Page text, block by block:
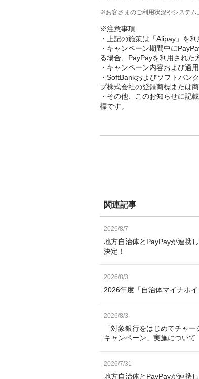
※お客さまのご利用状況やシステム
※注意事項
・上記の施策は「Alipay」を
・キャンペーン期間中に
る場合、PayPayを利用された
・キャンペーン内容および適
・SoftBankおよびソフトバン
プ株式会社の登録商標または商
・その他、このお知らせに記
標です。
関連記事
2026/8/7
地方自治体とPayPayが連携
決定！
2026/8/3
2026年度「自治体マイナポ
2026/8/3
「対象銀行をはじめてチャ
キャンペーン」実施について
2026/7/31
地方自治体とPayPayが連携